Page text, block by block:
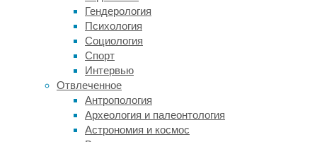
Гендерология
Психология
Социология
Спорт
Интервью
Отвлеченное
Антропология
Археология и палеонтология
Астрономия и космос
подвергшиеся
воздействию
грибкового
патогена,
использовать
перекись
водорода
для
лечебных